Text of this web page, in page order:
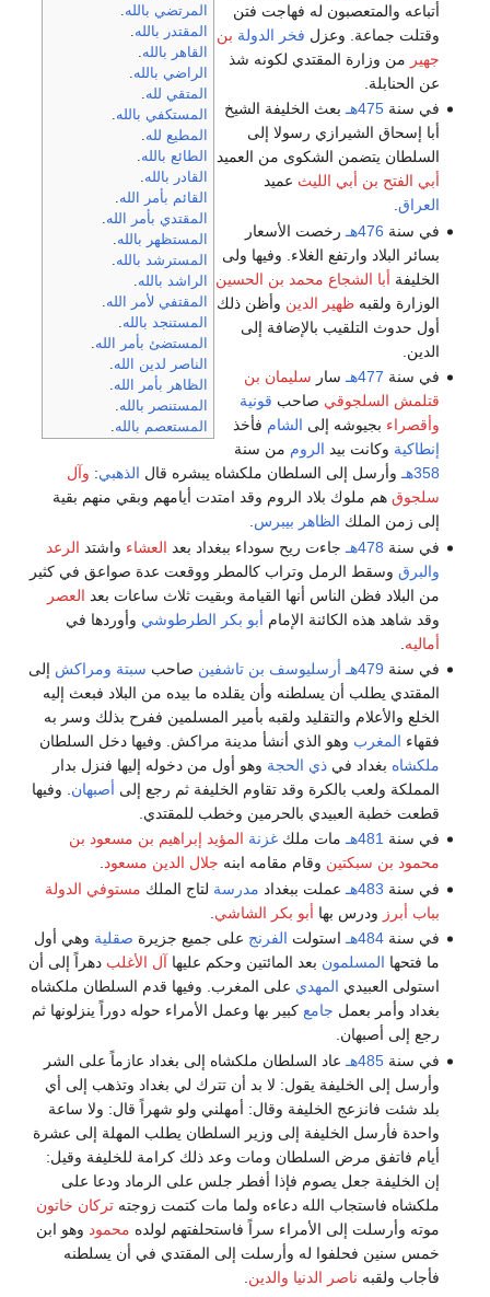
المرتضي بالله.
المقتدر بالله.
القاهر بالله.
الراضي بالله.
المتقي لله.
المستكفي بالله.
المطيع لله.
الطائع بالله.
القادر بالله.
القائم بأمر الله.
المقتدي بأمر الله.
المستظهر بالله.
المسترشد بالله.
الراشد بالله.
المقتفي لأمر الله.
المستنجد بالله.
المستضئ بأمر الله.
الناصر لدين الله.
الظاهر بأمر الله.
المستنصر بالله.
المستعصم بالله.
أتباعه والمتعصبون له فهاجت فتن
وقتلت جماعة. وعزل فخر الدولة بن
جهير من وزارة المقتدي لكونه شذ
عن الحنابلة.
في سنة475هـ
بعث الخليفة الشيخ
أبا إسحاق الشيرازي رسولا إلى
السلطان يتضمن الشكوى من العميد
أبي الفتح بن أبي الليث عميد
العراق.
في سنة 476هـ
رخصت الأسعار
بسائر البلاد وارتفع الغلاء. وفيها ولى
الخليفة أبا الشجاع محمد بن الحسين
الوزارة ولقبهظهير الدين وأظن ذلك
أول حدوث التلقيب بالإضافة إلى
الدين.
في سنة 477هـ سار سليمان بن
قتلمش السلجوقي صاحب قونية
وأقصراء بجيوشه إلى الشام فأخذ
إنطاكية وكانت بيد الروم من سنة
358هـ
وأرسل إلى السلطان ملكشاه يبشره قال الذهبي: وآل
سلجوق هم ملوك بلاد الروم وقد امتدت أيامهم وبقي منهم بقية
إلى زمن الملك الظاهر بيبرس.
في سنة 478هـ جاءت ريح سوداء ببغداد بعد العشاء واشتد الرعد
والبرق وسقط الرمل وتراب كالمطر ووقعت عدة صواعق في كثير
من البلاد فظن الناس أنها القيامة وبقيت ثلاث ساعات بعد العصر
وقد شاهد هذه الكائنة الإمام أبو بكر الطرطوشي وأوردها في
أماليه
في سنة 479هـ أرسليوسف بن تاشفين صاحب سبتة ومراكش إلى
المقتدي يطلب أن يسلطنه وأن يقلده ما بيده من البلاد فبعث إليه
الخلع والأعلام والتقليد ولقبه بأمير المسلمين ففرح بذلك وسر به
فقهاء المغرب وهو الذي أنشأ مدينة مراكش. وفيها دخل السلطان
ملكشاه بغداد فيذي الحجة وهو أول من دخوله إليها فنزل بدار
المملكة ولعب بالكرة وقد تقاوم الخليفة ثم رجع إلى أصبهان . وفيها
قطعت خطبة العبيدي بالحرمين وخطب للمقتدي.
في سنة 481هـ مات ملكغزنة المؤيد إبراهيم بن مسعود بن
محمود بن سبكتين وقام مقامه ابنه جلال الدين مسعود.
في سنة 483هـ عملت ببغداد مدرسة لتاج الملك مستوفي الدولة
بباب أبرز ودرس بها أبو بكر الشاشي
في سنة484هـ استولت الفرنج على جميع جزيرة صقلية وهي أول
ما فتحها المسلمون بعد المائتين وحكم عليها آل الأغلب دهراً إلى أن
استولى العبيدي المهدي على المغرب. وفيها قدم السلطان ملكشاه
بغداد وأمر بعمل جامع كبير بها وعمل الأمراء حوله دوراً ينزلونها ثم
رجع إلى أصبهان.
في سنة485هـ
عاد السلطان ملكشاه إلى بغداد عازماً على الشر
وأرسل إلى الخليفة يقول: لا بد أن تترك لي بغداد وتذهب إلى أي
بلد شئت فانزعج الخليفة وقال: أمهلني ولو شهراً قال: ولا ساعة
واحدة فأرسل الخليفة إلى وزير السلطان يطلب المهلة إلى عشرة
أيام فاتفق مرض السلطان ومات وعد ذلك كرامة للخليفة وقيل:
إن الخليفة جعل يصوم فإذا أفطر جلس على الرماد ودعا على
ملكشاه فاستجاب الله دعاءه ولما مات كتمت زوجتهتركان خاتون
موته وأرسلت إلى الأمراء سراً فاستحلفتهم لولده محمود وهو ابن
خمس سنين فحلفوا له وأرسلت إلى المقتدي في أن يسلطنه
فأجاب ولقبه ناصر الدنيا والدين